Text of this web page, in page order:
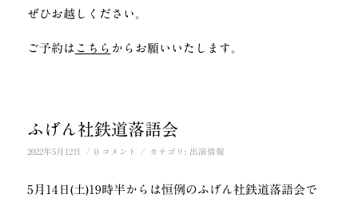
ぜひお越しください。
ご予約は こちら からお願いいたします。
ふげん社鉄道落語会
2022年5月12日 / 0 コメント / カテゴリ: 出演情報
5月14日(土)19時半からは恒例のふげん社鉄道落語会で